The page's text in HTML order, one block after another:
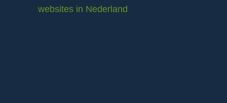
websites in Nederland